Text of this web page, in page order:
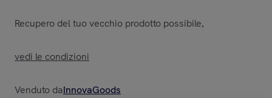
Recupero del tuo vecchio prodotto possibile,
vedi le condizioni
Venduto daInnovaGoods